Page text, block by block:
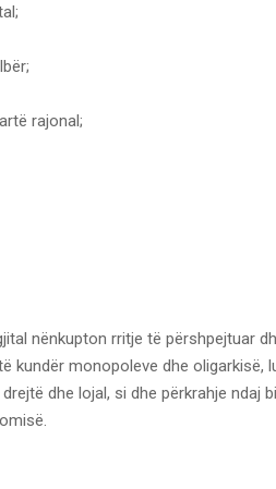
rajonal;
nënkupton rritje të përshpejtuar
kundër monopoleve dhe oligarkisë,
dhe lojal, si dhe përkrahje ndaj